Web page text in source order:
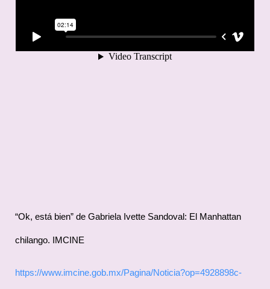
“Ok, está bien” de Gabriela Ivette Sandoval: El Manhattan
chilango. IMCINE
https://www.imcine.gob.mx/Pagina/Noticia?op=4928898c-